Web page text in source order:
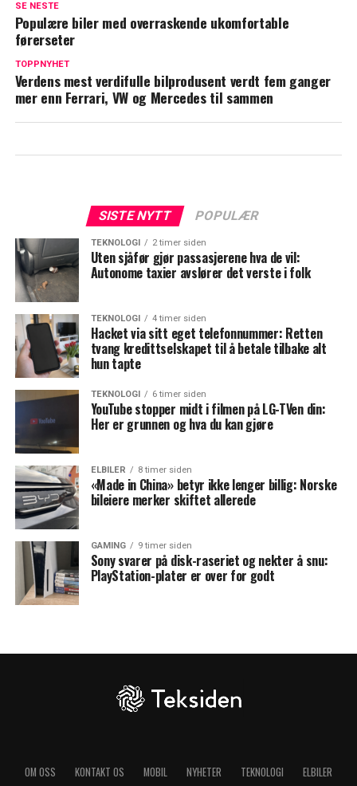
SE NESTE
Populære biler med overraskende ukomfortable
førerseter
TOPPNYHET
Verdens mest verdifulle bilprodusent verdt fem ganger
mer enn Ferrari, VW og Mercedes til sammen
SISTE NYTT POPULÆR
TEKNOLOGI 2 timer siden
Uten sjåfør gjør passasjerene hva de vil:
Autonome taxier avslører det verste i folk
TEKNOLOGI 4 timer siden
Hacket via sitt eget telefonnummer: Retten
tvang kredittselskapet til å betale tilbake alt
hun tapte
TEKNOLOGI 6 timer siden
YouTube stopper midt i filmen på LG-TVen din:
Her er grunnen og hva du kan gjøre
ELBILER 8 timer siden
«Made in China» betyr ikke lenger billig: Norske
bileiere merker skiftet allerede
GAMING 9 timer siden
Sony svarer på disk-raseriet og nekter å snu:
PlayStation-plater er over for godt
OM OSS KONTAKT OS MOBIL NYHETER TEKNOLOGI
ELBILER